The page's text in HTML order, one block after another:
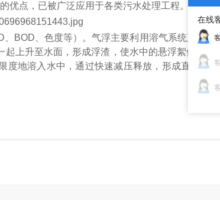
优点，已被广泛应用于各类污水处理工程。
BOD 、色度等）。气浮主要利用溶气系统产生的
上升至水面，形成浮渣，使水中的悬浮絮体得到
度地溶入水中，通过快速减压释放，形成直径在
在线